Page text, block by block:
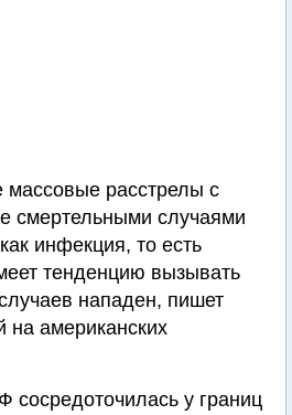
расстрелы с
смертельными случаями
инфекция, то есть
тенденцию вызывать
нападен, пишет
на американских
сосредоточилась у границ